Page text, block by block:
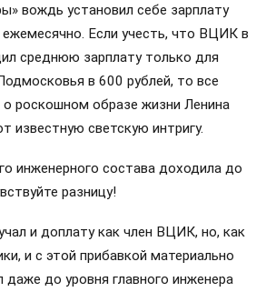
вождь установил себе зарплату
Если учесть, что ВЦИК в
среднюю зарплату только для
в 600 рублей, то все
роскошном образе жизни Ленина
известную светскую интригу.
инженерного состава доходила до
разницу!
и доплату как член ВЦИК, но, как
и с этой прибавкой материально
даже до уровня главного инженера